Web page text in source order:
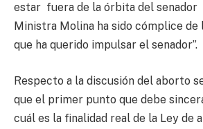
estar fuera de la órbita del senador
Ministra Molina ha sido cómplice de
que ha querido impulsar el senador”.
Respecto a la discusión del aborto
que el primer punto que debe
cuál es la finalidad real de la Ley de